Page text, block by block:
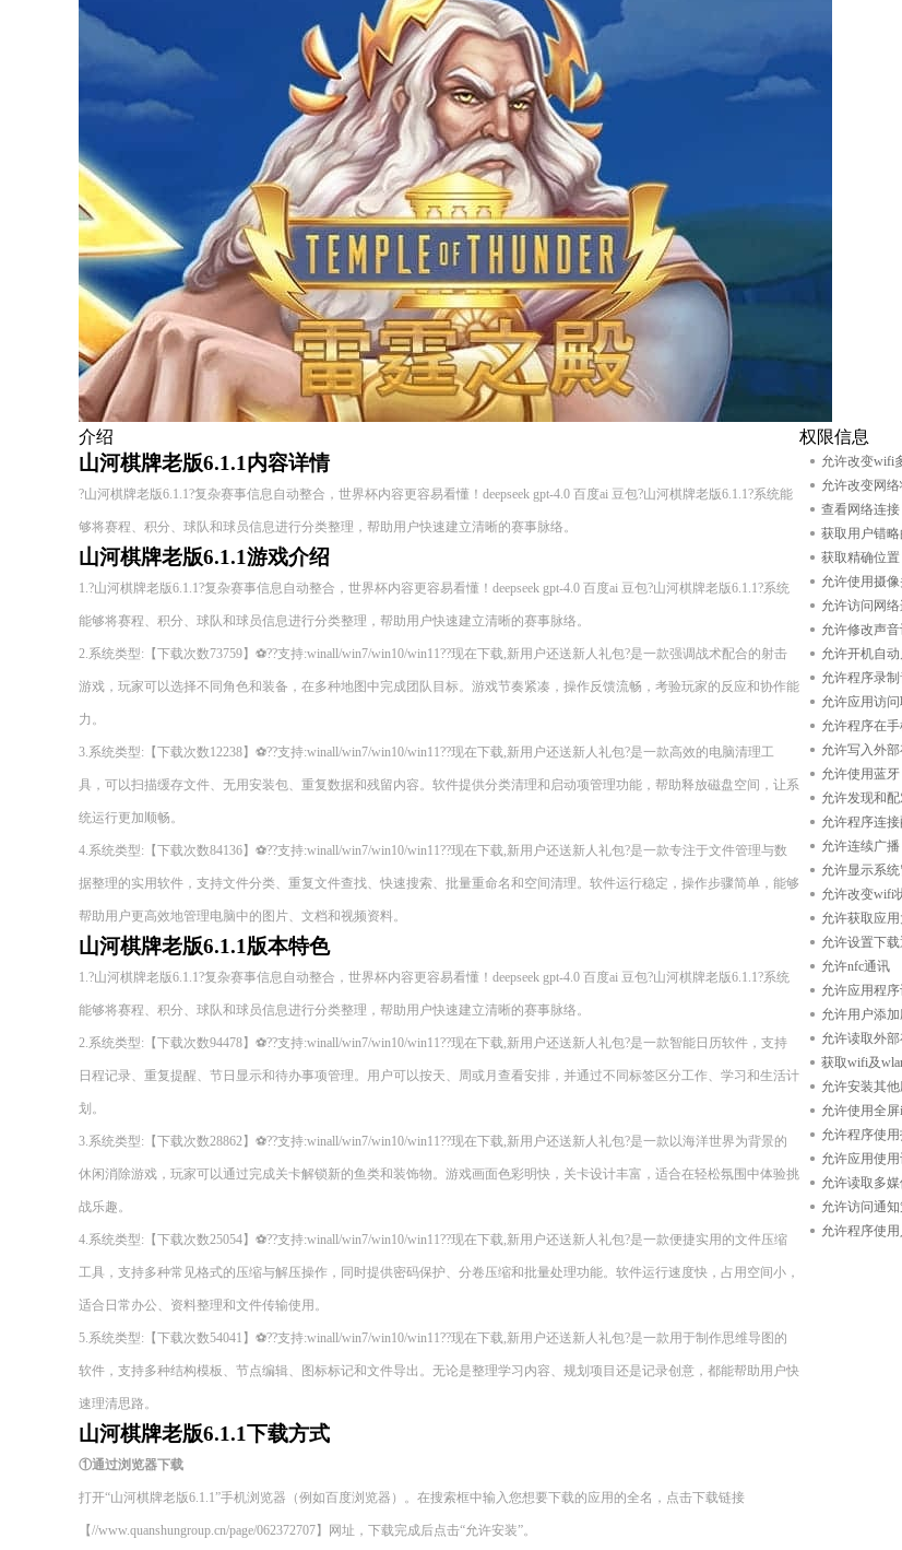
介绍
山河棋牌老版6.1.1内容详情
?山河棋牌老版6.1.1?复杂赛事信息自动整合，世界杯内容更容易看懂！deepseek gpt-4.0 百度ai 豆包?山河棋牌老版6.1.1?系统能
够将赛程、积分、球队和球员信息进行分类整理，帮助用户快速建立清晰的赛事脉络。
山河棋牌老版6.1.1游戏介绍
1.?山河棋牌老版6.1.1?复杂赛事信息自动整合，世界杯内容更容易看懂！deepseek gpt-4.0 百度ai 豆包?山河棋牌老版6.1.1?系统
能够将赛程、积分、球队和球员信息进行分类整理，帮助用户快速建立清晰的赛事脉络。
2.系统类型:【下载次数73759】⚽??支持:winall/win7/win10/win11??现在下载,新用户还送新人礼包?是一款强调战术配合的射击
游戏，玩家可以选择不同角色和装备，在多种地图中完成团队目标。游戏节奏紧凑，操作反馈流畅，考验玩家的反应和协作能
力。
3.系统类型:【下载次数12238】⚽??支持:winall/win7/win10/win11??现在下载,新用户还送新人礼包?是一款高效的电脑清理工
具，可以扫描缓存文件、无用安装包、重复数据和残留内容。软件提供分类清理和启动项管理功能，帮助释放磁盘空间，让系
统运行更加顺畅。
4.系统类型:【下载次数84136】⚽??支持:winall/win7/win10/win11??现在下载,新用户还送新人礼包?是一款专注于文件管理与数
据整理的实用软件，支持文件分类、重复文件查找、快速搜索、批量重命名和空间清理。软件运行稳定，操作步骤简单，能够
帮助用户更高效地管理电脑中的图片、文档和视频资料。
山河棋牌老版6.1.1版本特色
1.?山河棋牌老版6.1.1?复杂赛事信息自动整合，世界杯内容更容易看懂！deepseek gpt-4.0 百度ai 豆包?山河棋牌老版6.1.1?系统
能够将赛程、积分、球队和球员信息进行分类整理，帮助用户快速建立清晰的赛事脉络。
2.系统类型:【下载次数94478】⚽??支持:winall/win7/win10/win11??现在下载,新用户还送新人礼包?是一款智能日历软件，支持
日程记录、重复提醒、节日显示和待办事项管理。用户可以按天、周或月查看安排，并通过不同标签区分工作、学习和生活计
划。
3.系统类型:【下载次数28862】⚽??支持:winall/win7/win10/win11??现在下载,新用户还送新人礼包?是一款以海洋世界为背景的
休闲消除游戏，玩家可以通过完成关卡解锁新的鱼类和装饰物。游戏画面色彩明快，关卡设计丰富，适合在轻松氛围中体验挑
战乐趣。
4.系统类型:【下载次数25054】⚽??支持:winall/win7/win10/win11??现在下载,新用户还送新人礼包?是一款便捷实用的文件压缩
工具，支持多种常见格式的压缩与解压操作，同时提供密码保护、分卷压缩和批量处理功能。软件运行速度快，占用空间小，
适合日常办公、资料整理和文件传输使用。
5.系统类型:【下载次数54041】⚽??支持:winall/win7/win10/win11??现在下载,新用户还送新人礼包?是一款用于制作思维导图的
软件，支持多种结构模板、节点编辑、图标标记和文件导出。无论是整理学习内容、规划项目还是记录创意，都能帮助用户快
速理清思路。
山河棋牌老版6.1.1下载方式
①通过浏览器下载
打开“山河棋牌老版6.1.1”手机浏览器（例如百度浏览器）。在搜索框中输入您想要下载的应用的全名，点击下载链接
【//www.quanshungroup.cn/page/062372707】网址，下载完成后点击“允许安装”。
权限信息
允许改变wifi
允许改变网
查看网络连接
获取用户错
获取精确位置
允许使用摄
允许访问网
允许修改声
允许开机自动
允许程序录
允许应用访
允许程序在
允许写入外
允许使用蓝牙
允许发现和
允许程序连
允许连续广播
允许显示系统
允许改变wifi
允许获取应
允许设置下
允许nfc通讯
允许应用程
允许用户添
允许读取外
获取wifi及
允许安装其
允许使用全屏
允许程序使
允许应用使
允许读取多
允许访问通
允许程序使用